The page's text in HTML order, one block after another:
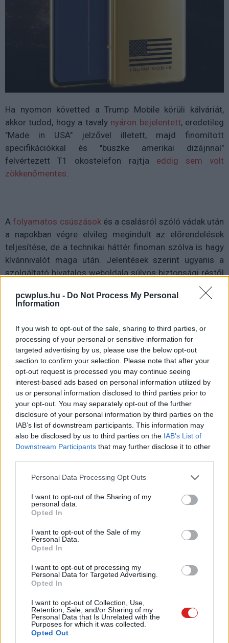
pcwplus.hu - Do Not Process My Personal
Information
If you wish to opt-out of the sale, sharing to third parties, or
processing of your personal or sensitive information for
targeted advertising by us, please use the below opt-out
section to confirm your selection. Please note that after your
opt-out request is processed you may continue seeing
interest-based ads based on personal information utilized by
us or personal information disclosed to third parties prior to
your opt-out. You may separately opt-out of the further
disclosure of your personal information by third parties on the
IAB’s list of downstream participants. This information may
also be disclosed by us to third parties on the IAB’s List of
Downstream Participants that may further disclose it to other
Please note that this website/app uses one or more Google
not limited to your visit or usage behaviour. You may click to
grant or deny consent to Google and its third-party tags to
use your data for below specified purposes in below Google
consent section.
Personal Data Processing Opt Outs
I want to opt-out of the Sharing of my
personal data.
Opted In
I want to opt-out of the Sale of my
Personal Data.
Opted In
I want to opt-out of processing my
Personal Data for Targeted Advertising.
Opted In
I want to opt-out of Collection, Use,
Retention, Sale, and/or Sharing of my
Personal Data that Is Unrelated with the
Purposes for which it was collected.
Opted Out
Ha nyomon követted a Trump Mobile körüli kálváriát,
akkor tudod, hogy a tavaly nyáron bejelentett, eredetileg
"Made in USA" jelzővel illetett, majd finomított
specifikációkkal és "büszke amerikai dizájnnal"
felvértezett T1 okostelefon rajtja eddig sem volt
zökkenőmentes.
Afolyamatos csúszásokés a csalásról szóló vádak után
a napokban végre elvileg megindult az előrendelések
teljesítése, de a technikai háttér finoman szólva is hagy
kívánnivalót maga után. Jelentések szerint ugyanis a
szolgáltató hivatalos weboldala súlyos biztonsági réstől
szenved, amelyen keresztül harmadik felek simán
hozzáférhetnek a felhasználók személyes adataihoz.
A sebezhetőség pontos technikai mélységeit és a
kiszivárgott rekordok teljes számát még vizsgálják, de
hiszen az ügyfelek már így is bizalmatlanok voltak a 100
dolláros előlegek kezelése és a változó szerződési
foltozzák be villámgyorsan a réseket, az "American-
Proud" életérzés mellé a userek egy kiadós adathalász-
Öröm az ürömben, hogy vélhetően magyar felhasználót
Pulzusméréssel segíti a biztonságos mozgást az új